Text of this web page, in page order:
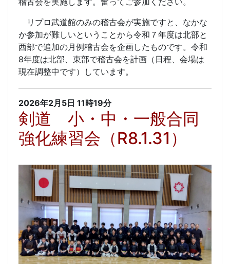
リプロ武道館のみの稽古会が実施ですと、なかな
か参加が難しいということから令和７年度は北部と
西部で追加の月例稽古会を企画したものです。令和
8年度は北部、東部で稽古会を計画（日程、会場は
現在調整中です）しています。
2026年2月5日 11時19分
剣道 小・中・一般合同
強化練習会（R8.1.31）